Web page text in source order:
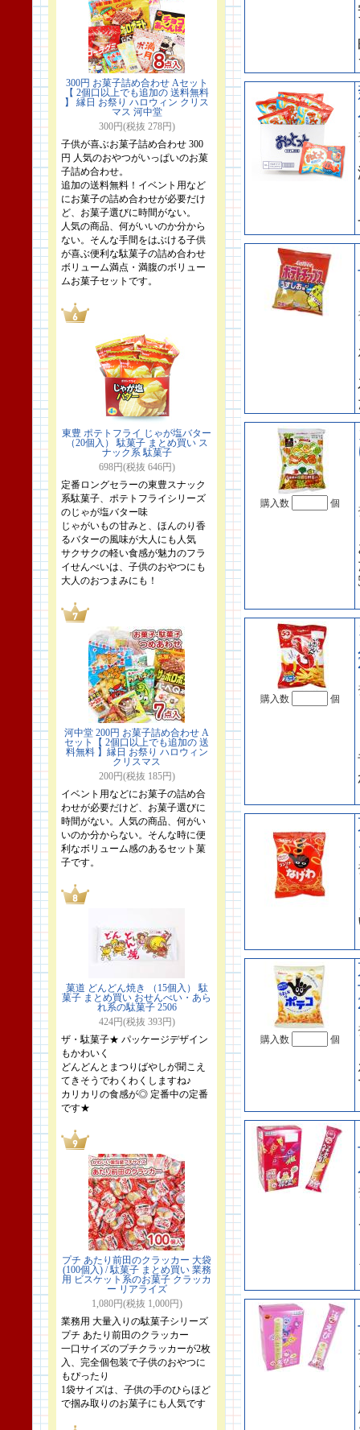
300円 お菓子詰め合わせ Aセット
【 2個口以上でも追加の 送料無料
】 縁日 お祭り ハロウィン クリス
マス 河中堂
300円(税抜 278円)
子供が喜ぶお菓子詰め合わせ 300
円 人気のおやつがいっぱいのお菓
子詰め合わせ。
追加の送料無料！イベント用など
にお菓子の詰め合わせが必要だけ
ど、お菓子選びに時間がない。
人気の商品、何がいいのか分から
ない。そんな手間をはぶける子供
が喜ぶ便利な駄菓子の詰め合わせ
ボリューム満点・満腹のボリュー
ムお菓子セットです。
東豊 ポテトフライ じゃが塩バター
（20個入） 駄菓子 まとめ買い ス
ナック系 駄菓子
698円(税抜 646円)
定番ロングセラーの東豊スナック
系駄菓子、ポテトフライシリーズ
のじゃが塩バター味
じゃがいもの甘みと、ほんのり香
るバターの風味が大人にも人気
サクサクの軽い食感が魅力のフラ
イせんべいは、子供のおやつにも
大人のおつまみにも！
河中堂 200円 お菓子詰め合わせ A
セット【 2個口以上でも追加の 送
料無料 】縁日 お祭り ハロウィン
クリスマス
200円(税抜 185円)
イベント用などにお菓子の詰め合
わせが必要だけど、お菓子選びに
時間がない。人気の商品、何がい
いのか分からない。そんな時に便
利なボリューム感のあるセット菓
子です。
菓道 どんどん焼き （15個入） 駄
菓子 まとめ買い おせんべい・あら
れ系の駄菓子 2506
424円(税抜 393円)
ザ・駄菓子★ パッケージデザイン
もかわいく
どんどんとまつりばやしが聞こえ
てきそうでわくわくしますね♪
カリカリの食感が◎ 定番中の定番
です★
プチ あたり前田のクラッカー 大袋
(100個入) / 駄菓子 まとめ買い 業務
用 ビスケット系のお菓子 クラッカ
ー リアライズ
1,080円(税抜 1,000円)
業務用 大量入りの駄菓子シリーズ
プチ あたり前田のクラッカー
一口サイズのプチクラッカーが2枚
入、完全個包装で子供のおやつに
もぴったり
1袋サイズは、子供の手のひらほど
で掴み取りのお菓子にも人気です
購入数 個
購入数 個
購入数 個